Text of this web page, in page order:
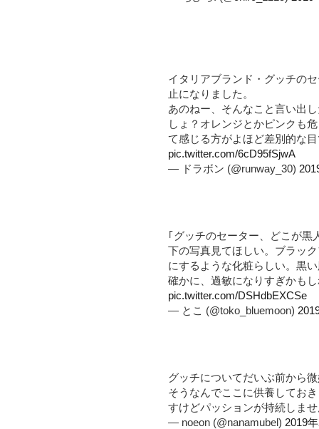
イタリアブランド・グッチの
止になりました。
あのねー、そんなこと言い出
しょ？オレンジとかピンクも
て感じる方がよほど差別的な
pic.twitter.com/6cD95fSjwA
— ドラボン (@runway_30)
｢グッチのセーター、どこが黒
下の写真見てほしい。ブラッ
にするような化粧らしい。黒
確かに、過敏になりすぎかも
pic.twitter.com/DSHdbEXCSe
— とこ (@toko_bluemoon)
グッチについてだいぶ前から
そうなんでここに供養してお
すけどパッションが持続しま
— noeon (@nanamubel) 2019